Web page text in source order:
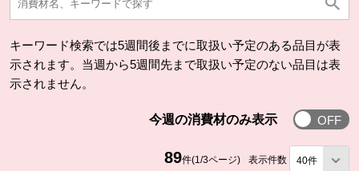
キーワード検索では5週間後までに取扱い予定のある品目が表
示されます。当週から5週間先まで取扱い予定のない品目は表
示されません。
今週の消費材のみ表示 今週の消費
89件(1/3ページ) 表示件数